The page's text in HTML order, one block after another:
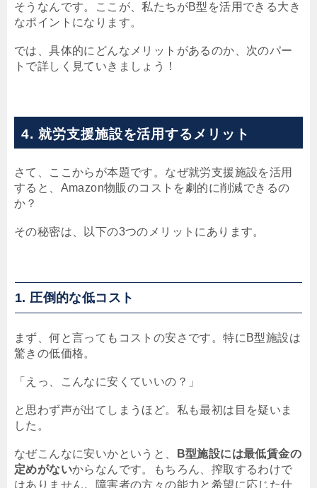
そうなんです。ここが、私たちがB型を活用できる大き
なポイントになります。
では、具体的にどんなメリットがあるのか、次のパー
トで詳しく見ていきましょう！
4. 就労支援施設を活用するメリット
さて、ここからが本題です。なぜ就労支援施設を活用
すると、Amazon物販のコストを劇的に削減できるの
か？
その秘密は、以下の3つのメリットにあります。
1. 圧倒的な低コスト
まず、何と言ってもコストの安さです。特にB型施設は
驚きの低価格。
「えっ、こんなに安くていいの？」
と思わず声が出てしまうほど。私も最初は目を疑いま
した。
なぜこんなに安いかというと、
B型施設には最低賃金の
定めがないからなんです。もちろん、搾取するわけで
はありません。障害者の方々の能力と希望に応じた仕